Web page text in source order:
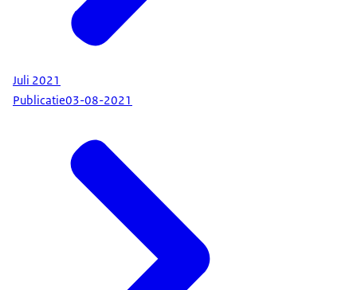
Juli 2021
Publicatie03-08-2021